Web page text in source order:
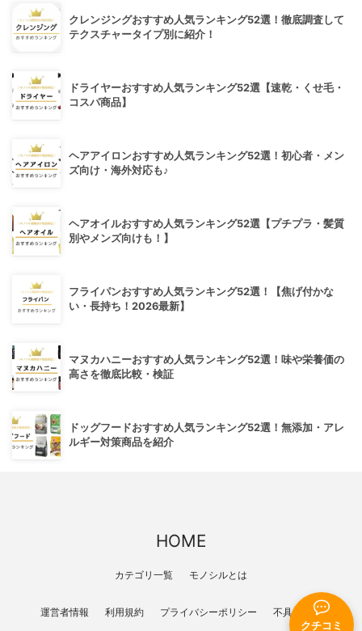
クチコミ
クレンジングおすすめ人気ランキング52選！徹底調査して
テクスチャータイプ別に紹介！
ドライヤーおすすめ人気ランキング52選【速乾・くせ毛・
コスパ商品】
ヘアアイロンおすすめ人気ランキング52選！初心者・メン
ズ向け・海外対応も♪
ヘアオイルおすすめ人気ランキング52選【プチプラ・髪質
別やメンズ向けも！】
フライパンおすすめ人気ランキング52選！【焦げ付かな
い・長持ち！2026最新】
マヌカハニーおすすめ人気ランキング52選！味や栄養価の
高さを徹底比較・検証
ドッグフードおすすめ人気ランキング52選！無添加・アレ
ルギー対策商品を紹介
HOME
カテゴリ一覧 モノシルとは
運営者情報 利用規約 プライバシーポリシー 不具合報告